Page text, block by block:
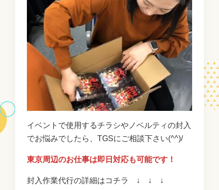
イベントで使用するチラシやノベルティの封入
でお悩みでしたら、TGSにご相談下さい(^^)/
東京周辺のお仕事は即日対応も可能です！
封入作業代行の詳細はコチラ ↓ ↓ ↓